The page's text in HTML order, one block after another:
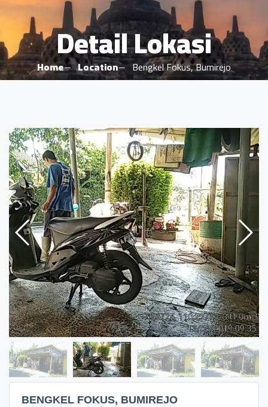
Detail Lokasi
Home Location Bengkel Fokus, Bumirejo
BENGKEL FOKUS, BUMIREJO